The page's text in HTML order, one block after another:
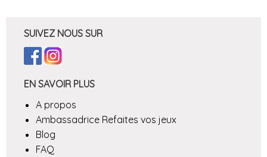
SUIVEZ NOUS SUR
EN SAVOIR PLUS
A propos
Ambassadrice Refaites vos jeux
Blog
FAQ